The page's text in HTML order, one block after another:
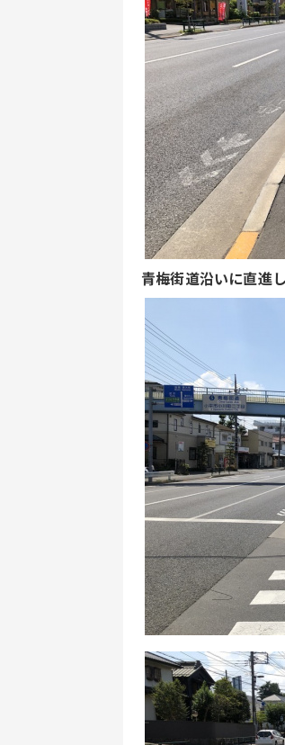
青梅街道沿いに直進し